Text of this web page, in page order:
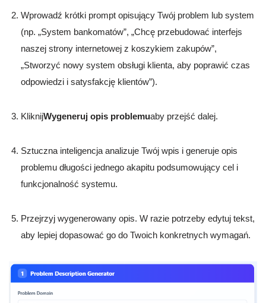
Wprowadź krótki prompt opisujący Twój problem lub system
(np. „System bankomatów”, „Chcę przebudować interfejs
naszej strony internetowej z koszykiem zakupów”,
„Stworzyć nowy system obsługi klienta, aby poprawić czas
odpowiedzi i satysfakcję klientów”).
KliknijWygeneruj opis problemuaby przejść dalej.
Sztuczna inteligencja analizuje Twój wpis i generuje opis
problemu długości jednego akapitu podsumowujący cel i
funkcjonalność systemu.
Przejrzyj wygenerowany opis. W razie potrzeby edytuj tekst,
aby lepiej dopasować go do Twoich konkretnych wymagań.